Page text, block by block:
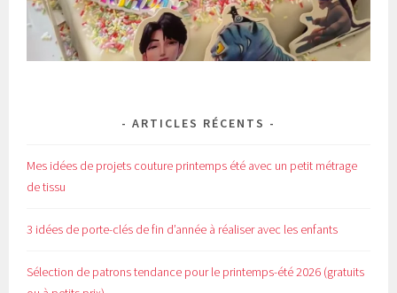
ARTICLES RÉCENTS
Mes idées de projets couture printemps été avec un petit métrage
de tissu
3 idées de porte-clés de fin d’année à réaliser avec les enfants
Sélection de patrons tendance pour le printemps-été 2026 (gratuits